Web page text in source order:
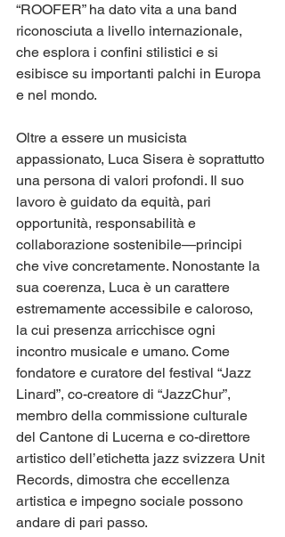
“ROOFER” ha dato vita a una band
riconosciuta a livello internazionale,
che esplora i confini stilistici e si
esibisce su importanti palchi in Europa
e nel mondo.
Oltre a essere un musicista
appassionato, Luca Sisera è soprattutto
una persona di valori profondi. Il suo
lavoro è guidato da equità, pari
opportunità, responsabilità e
collaborazione sostenibile—principi
che vive concretamente. Nonostante la
sua coerenza, Luca è un carattere
estremamente accessibile e caloroso,
la cui presenza arricchisce ogni
incontro musicale e umano. Come
fondatore e curatore del festival “Jazz
Linard”, co-creatore di “JazzChur”,
membro della commissione culturale
del Cantone di Lucerna e co-direttore
artistico dell’etichetta jazz svizzera Unit
Records, dimostra che eccellenza
artistica e impegno sociale possono
andare di pari passo.